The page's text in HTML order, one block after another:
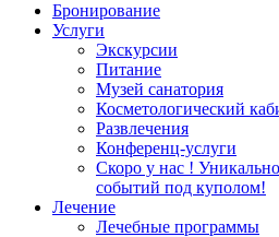
Бронирование
Услуги
Экскурсии
Питание
Музей санатория
Косметологический
Развлечения
Конференц-услуги
Скоро у нас !
событий под куполом!
Лечение
Лечебные программы